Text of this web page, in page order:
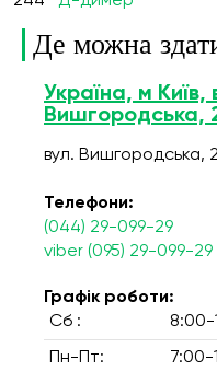
Де можна
Україна, м Київ,
Вишгородська,
вул. Вишгородська,
Телефони:
(044) 29-099-29
viber (095) 29-099-29
Графік роботи:
Сб :
8:00-
Пн-Пт: 7:00-